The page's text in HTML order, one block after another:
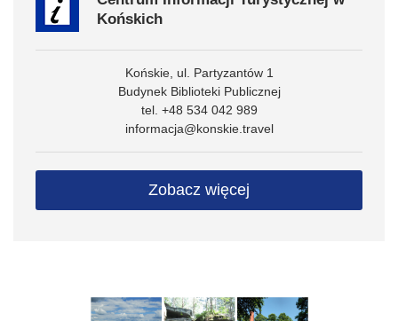
Końskich
Końskie, ul. Partyzantów 1
Budynek Biblioteki Publicznej
tel. +48 534 042 989
informacja@konskie.travel
Zobacz więcej